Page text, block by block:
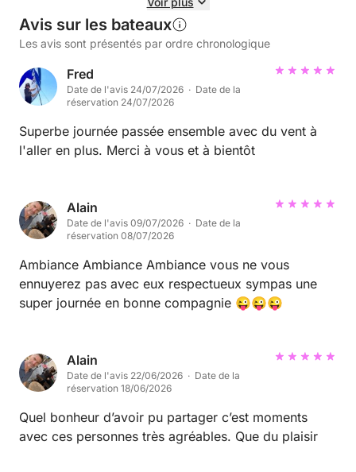
Avis sur les bateaux
Les avis sont présentés par ordre chronologique
Fred
Date de l'avis 24/07/2026 · Date de la
réservation 24/07/2026
Superbe journée passée ensemble avec du vent à
l'aller en plus. Merci à vous et à bientôt
Alain
Date de l'avis 09/07/2026 · Date de la
réservation 08/07/2026
Ambiance Ambiance Ambiance vous ne vous
ennuyerez pas avec eux respectueux sympas une
super journée en bonne compagnie 😜😜😜
Alain
Date de l'avis 22/06/2026 · Date de la
réservation 18/06/2026
Quel bonheur d’avoir pu partager c’est moments
avec ces personnes très agréables. Que du plaisir